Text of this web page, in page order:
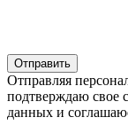
Отправляя
подтверждаю свое
данных и